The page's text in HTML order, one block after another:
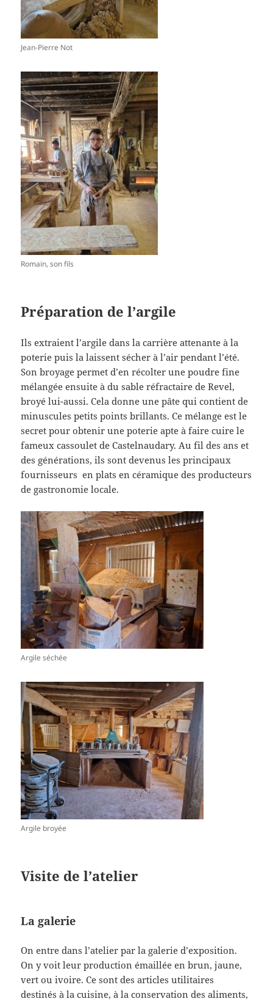
Jean-Pierre Not
Romain, son fils
Préparation de l’argile
Ils extraient l’argile dans la carrière attenante à la
poterie puis la laissent sécher à l’air pendant l’été.
Son broyage permet d’en récolter une poudre fine
mélangée ensuite à du sable réfractaire de Revel,
broyé lui-aussi. Cela donne une pâte qui contient de
minuscules petits points brillants. Ce mélange est le
secret pour obtenir une poterie apte à faire cuire le
fameux cassoulet de Castelnaudary. Au fil des ans et
des générations, ils sont devenus les principaux
fournisseurs en plats en céramique des producteurs
de gastronomie locale.
Argile séchée
Argile broyée
Visite de l’atelier
La galerie
On entre dans l’atelier par la galerie d’exposition.
On y voit leur production émaillée en brun, jaune,
vert ou ivoire. Ce sont des articles utilitaires
destinés à la cuisine, à la conservation des aliments,